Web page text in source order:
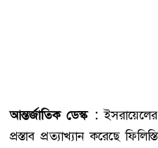
আন্তর্জাতিক ডেস্ক :
প্রস্তাব প্রত্যাখ্যান করেছে